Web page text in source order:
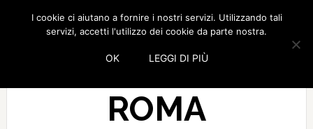
SMALTIMENTO
CALCINACCI
ROMA
I cookie ci aiutano a fornire i nostri servizi. Utilizzando tali
servizi, accetti l'utilizzo dei cookie da parte nostra.
OK LEGGI DI PIÙ